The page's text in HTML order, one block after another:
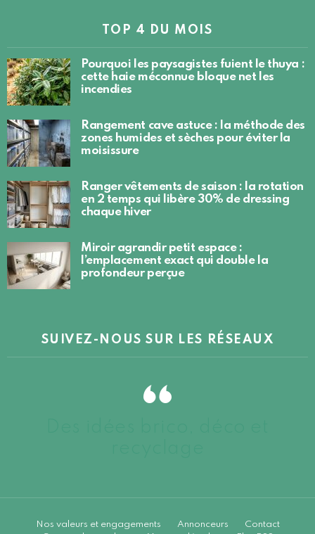
TOP 4 DU MOIS
Pourquoi les paysagistes fuient le thuya :
cette haie méconnue bloque net les
incendies
Rangement cave astuce : la méthode des
zones humides et sèches pour éviter la
moisissure
Ranger vêtements de saison : la rotation
en 2 temps qui libère 30% de dressing
chaque hiver
Miroir agrandir petit espace :
l’emplacement exact qui double la
profondeur perçue
SUIVEZ-NOUS SUR LES RÉSEAUX
Nos valeurs et engagements Annonceurs
Contact